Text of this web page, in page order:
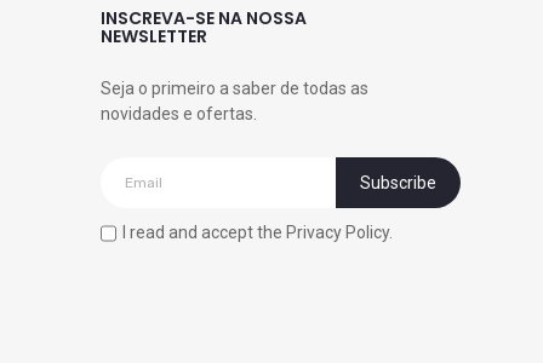
INSCREVA-SE NA NOSSA
NEWSLETTER
Seja o primeiro a saber de todas as
novidades e ofertas.
I read and accept the Privacy Policy.